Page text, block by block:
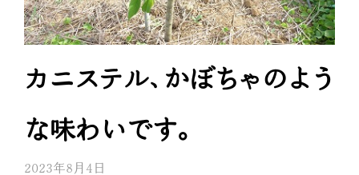
カニステル、かぼちゃのよう
な味わいです。
2023年8月4日